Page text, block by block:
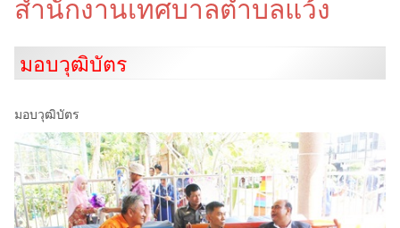
สำนักงานเทศบาลตำบลแว้ง
มอบวุฒิบัตร
มอบวุฒิบัตร